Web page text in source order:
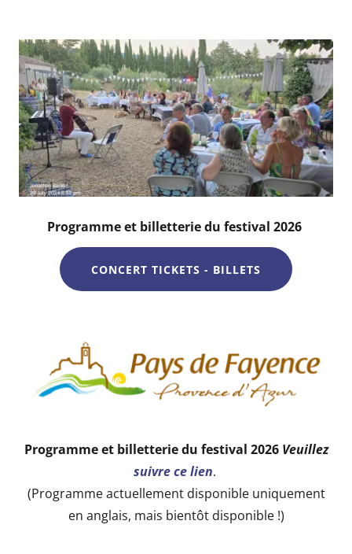
Programme et billetterie du festival 2026
CONCERT TICKETS - BILLETS
Programme et billetterie du festival 2026 Veuillez
suivre ce lien.
(Programme actuellement disponible uniquement
en anglais, mais bientôt disponible !)